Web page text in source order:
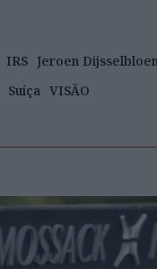
IRS Jeroen
Suíça VISÃO